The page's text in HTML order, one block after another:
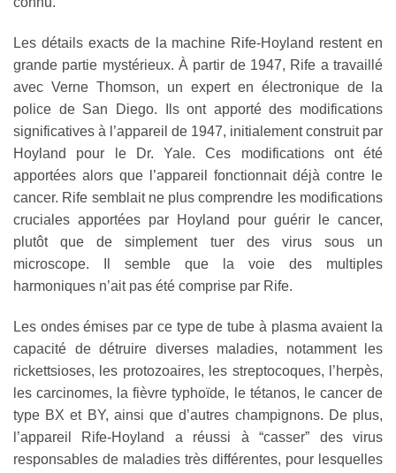
Les détails exacts de la machine Rife-Hoyland restent en
grande partie mystérieux. À partir de 1947, Rife a travaillé
avec Verne Thomson, un expert en électronique de la
police de San Diego. Ils ont apporté des modifications
significatives à l’appareil de 1947, initialement construit par
Hoyland pour le Dr. Yale. Ces modifications ont été
apportées alors que l’appareil fonctionnait déjà contre le
cancer. Rife semblait ne plus comprendre les modifications
cruciales apportées par Hoyland pour guérir le cancer,
plutôt que de simplement tuer des virus sous un
microscope. Il semble que la voie des multiples
harmoniques n’ait pas été comprise par Rife.
Les ondes émises par ce type de tube à plasma avaient la
capacité de détruire diverses maladies, notamment les
rickettsioses, les protozoaires, les streptocoques, l’herpès,
les carcinomes, la fièvre typhoïde, le tétanos, le cancer de
type BX et BY, ainsi que d’autres champignons. De plus,
l’appareil Rife-Hoyland a réussi à “casser” des virus
responsables de maladies très différentes, pour lesquelles